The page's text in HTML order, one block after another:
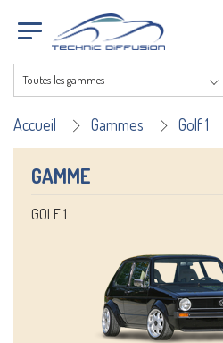
Toutes les gammes
Accueil Gammes Golf 1
GAMME
GOLF 1